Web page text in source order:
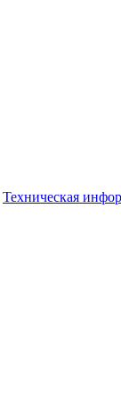
Техническая